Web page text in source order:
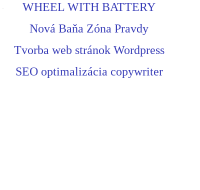
WHEEL WITH BATTERY
Nová Baňa Zóna Pravdy
Tvorba web stránok Wordpress
SEO optimalizácia copywriter